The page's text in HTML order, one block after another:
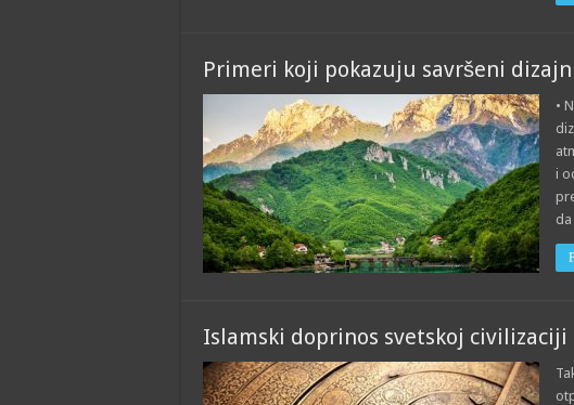
Primeri koji pokazuju savršeni
•
i
Islamski doprinos svetskoj civilizaciji